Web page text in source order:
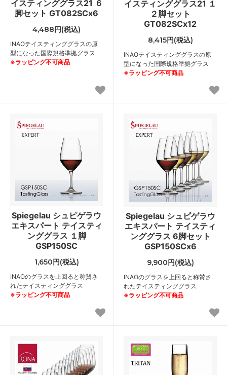
イスティンググラス21 ６
脚セット GT082SCx6
4,488円(税込)
INAOテイスティンググラスの原
型になった国際規格準拠グラス
※ラッピング不可商品
イスティンググラス21 １
２脚セット
GT082SCx12
8,415円(税込)
INAOテイスティンググラスの原
型になった国際規格準拠グラス
※ラッピング不可商品
Spiegelau シュピゲラウ
エキスパート テイスティ
ンググラス １脚
GSP150SC
1,650円(税込)
INAOのグラスを上回ると称賛さ
れたテイスティンググラス
※ラッピング不可商品
Spiegelau シュピゲラウ
エキスパート テイスティ
ンググラス 6脚セット
GSP150SCx6
9,900円(税込)
INAOのグラスを上回ると称賛さ
れたテイスティンググラス
※ラッピング不可商品